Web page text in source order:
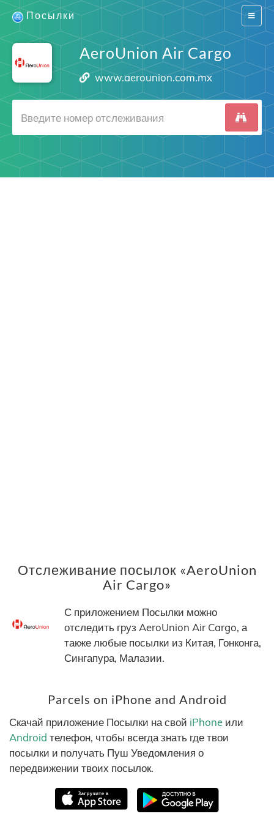
Switch
Посылки
AeroUnion Air Cargo
www.aerounion.com.mx
Отслеживание посылок «AeroUnion
Air Cargo»
С приложением Посылки можно
отследить груз AeroUnion Air Cargo, а
также любые посылки из Китая, Гонконга,
Сингапура, Малазии.
Parcels on iPhone and Android
Скачай приложение Посылки на свой iPhone или
Android телефон, чтобы всегда знать где твои
посылки и получать Пуш Уведомления о
передвижении твоих посылок.